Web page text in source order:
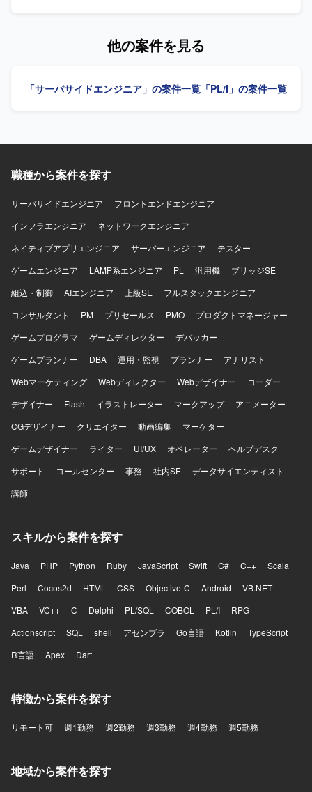
いただける環境です。 【開発環境】 ERPパッケージとして
ョンでは、既存システムからIFS ERPへのデータ移行ロジッ
画の策定や関係者との調整など、移行領域の統括をご担当
けて粘り強く対応いただける方が望ましいです。 ERP導入
迎いたします。 【ポジションの魅力】 IFS ERPというパッ
だくことで、会計・人事・資産管理・在庫・購買・生産管
ら移行まで一連の工程に関わることで、ERP導入プロジェ
クトの全体像を理解しながらスキルアップできる環境で
す。 【開発環境】 PL/SQLを用いた開発環境下で、ERPパ
ッケージと連携するアドオンやデータ移行ロジックの実装
他の案件を見る
「サーバサイドエンジニア」の案件一覧 「PL/I」の案件一覧
職種から案件を探す
サーバサイドエンジニア
フロントエンドエンジニア
インフラエンジニア
ネットワークエンジニア
ネイティブアプリエンジニア
サーバーエンジニア
テスター
ゲームエンジニア
LAMP系エンジニア PL 汎用機
ブリッジSE
組込・制御
AIエンジニア 上級SE
フルスタックエンジニア
コンサルタント
PM プリセールス PMO
プロダクトマネージャー
ゲームプログラマ
ゲームディレクター
デバッカー
ゲームプランナー
DBA 運用・監視 プランナー
アナリスト
Webマーケティング
Webディレクター Webデザイナー
コーダー
デザイナー
Flash イラストレーター マークアップ
アニメーター
CGデザイナー
クリエイター 動画編集
マーケター
ゲームデザイナー
ライター UI/UX オペレーター
ヘルプデスク
サポート
コールセンター 事務 社内SE
データサイエンティスト
講師
スキルから案件を探す
Java PHP Python Ruby JavaScript Swift C# C++
Scala
Perl
Cocos2d HTML CSS Objective-C Android
VB.NET
VBA
VC++ C Delphi PL/SQL COBOL PL/I
RPG
Actionscript
SQL shell アセンブラ Go言語 Kotlin
TypeScript
R言語
Apex Dart
特徴から案件を探す
リモート可 週1勤務 週2勤務 週3勤務 週4勤務 週5勤務
地域から案件を探す